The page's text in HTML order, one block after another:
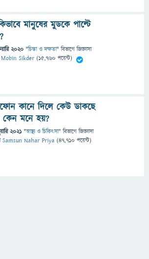
মানুষের মুডকে পাল্টে
2020 "চিন্তা ও দক্ষতা" বিভাগে জিজ্ঞাসা
Mobin Sikder (15,760 পয়েন্ট)
কানে দিলে কেউ ডাকছে
মনে হয়?
2021 "স্বাস্থ্য ও চিকিৎসা" বিভাগে জিজ্ঞাসা
Samsun Nahar Priya (47,710 পয়েন্ট)